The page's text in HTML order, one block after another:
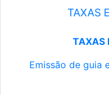
TAXAS
TAXAS
Emissão de guia